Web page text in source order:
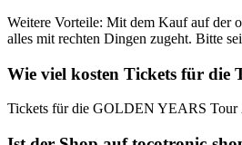
Weitere Vorteile: Mit dem Kauf auf der
alles mit rechten Dingen zugeht. Bitte
Wie viel kosten Tickets für die
Tickets für die GOLDEN YEARS Tour